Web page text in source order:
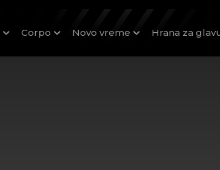
Corpo Novo vreme Hrana za